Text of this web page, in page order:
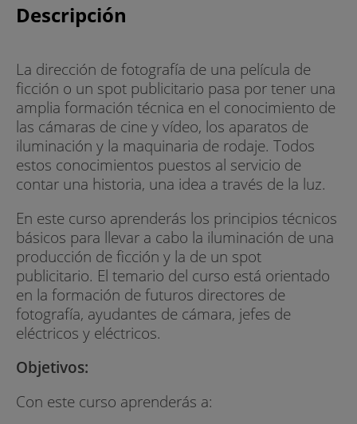
Descripción
La dirección de fotografía de una película de
ficción o un spot publicitario pasa por tener una
amplia formación técnica en el conocimiento de
las cámaras de cine y vídeo, los aparatos de
iluminación y la maquinaria de rodaje. Todos
estos conocimientos puestos al servicio de
contar una historia, una idea a través de la luz.
En este curso aprenderás los principios técnicos
básicos para llevar a cabo la iluminación de una
producción de ficción y la de un spot
publicitario. El temario del curso está orientado
en la formación de futuros directores de
fotografía, ayudantes de cámara, jefes de
eléctricos y eléctricos.
Objetivos:
Con este curso aprenderás a: